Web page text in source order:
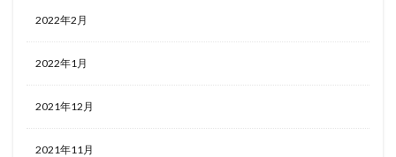
2022年2月
2022年1月
2021年12月
2021年11月